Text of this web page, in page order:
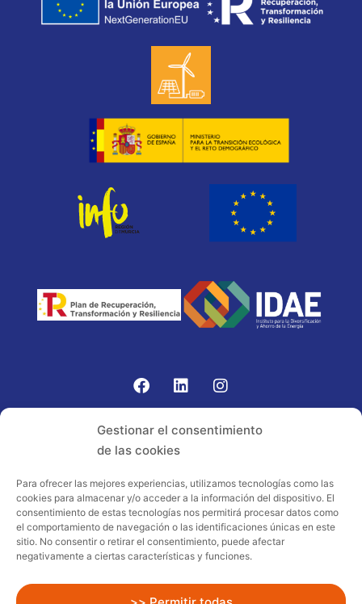
Gestionar el consentimiento
de las cookies
Para ofrecer las mejores experiencias, utilizamos tecnologías como las
cookies para almacenar y/o acceder a la información del dispositivo. El
consentimiento de estas tecnologías nos permitirá procesar datos como
el comportamiento de navegación o las identificaciones únicas en este
sitio. No consentir o retirar el consentimiento, puede afectar
negativamente a ciertas características y funciones.
Proyecto acogido al programa de
incentivos ligados al autoconsumo y
almacenamiento, con fuentes de energía
renovables, así como a la implantación
sector residencial en el marco del Plan